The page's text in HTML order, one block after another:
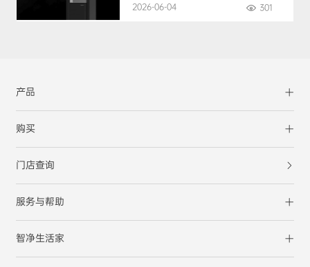
2026-06-04
301
产品
购买
门店查询
服务与帮助
智净生活家